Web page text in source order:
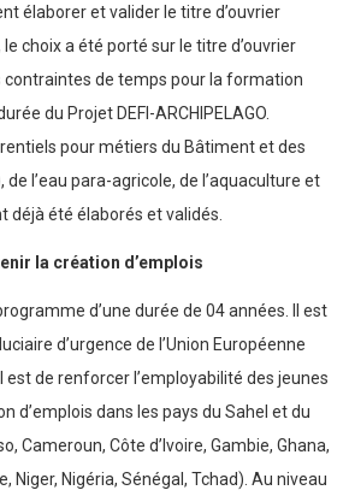
élaborer et valider le titre d’ouvrier
choix a été porté sur le titre d’ouvrier
contraintes de temps pour la formation
du Projet DEFI-ARCHIPELAGO.
pour métiers du Bâtiment et des
de l’eau para-agricole, de l’aquaculture et
déjà été élaborés et validés.
la création d’emplois
d’une durée de 04 années. Il est
d’urgence de l’Union Européenne
est de renforcer l’employabilité des jeunes
d’emplois dans les pays du Sahel et du
Cameroun, Côte d’Ivoire, Gambie, Ghana,
Niger, Nigéria, Sénégal, Tchad). Au niveau